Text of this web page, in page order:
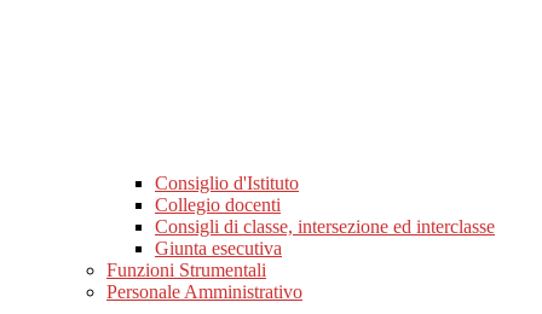
Consiglio d'Istituto
Collegio docenti
Consigli di classe, intersezione ed interclasse
Giunta esecutiva
Funzioni Strumentali
Personale Amministrativo